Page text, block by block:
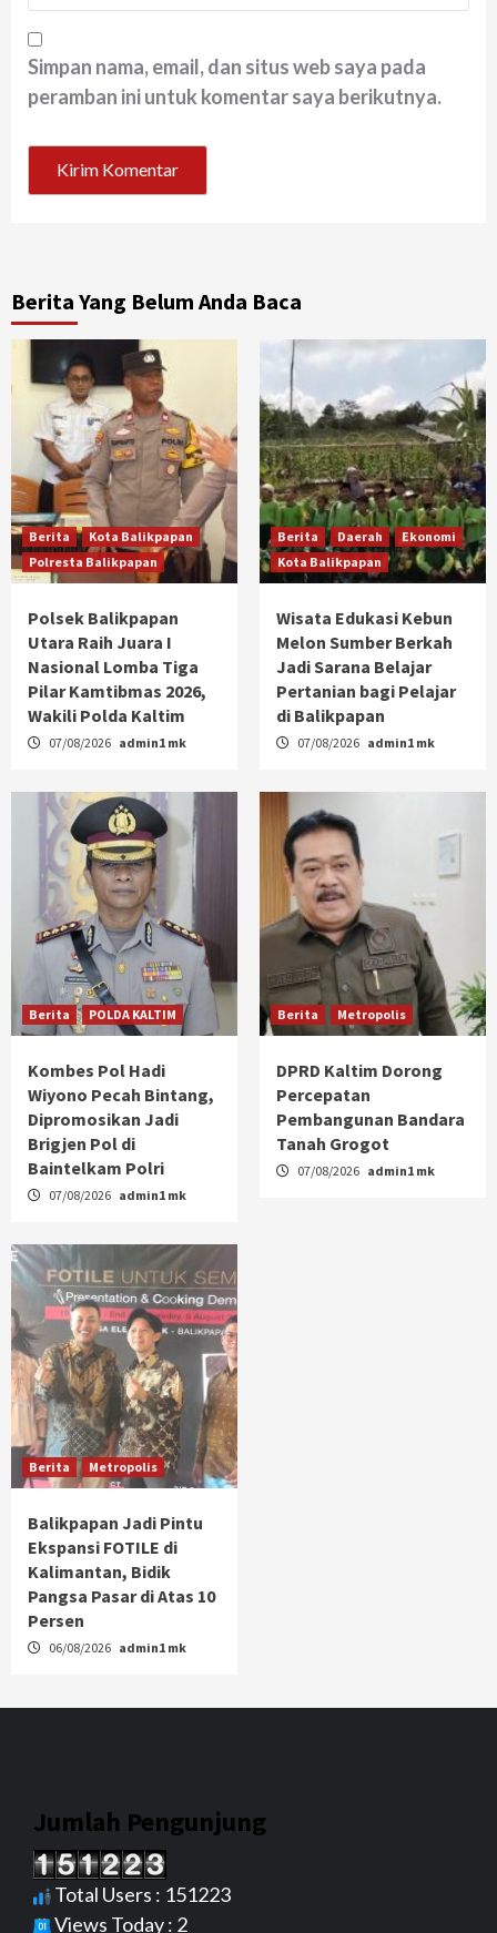
Simpan nama, email, dan situs web saya pada
peramban ini untuk komentar saya berikutnya.
Berita Yang Belum Anda Baca
Berita
Kota Balikpapan
Polresta Balikpapan
Polsek Balikpapan
Utara Raih Juara I
Nasional Lomba Tiga
Pilar Kamtibmas 2026,
Wakili Polda Kaltim
07/08/2026 admin1 mk
Berita Daerah
Ekonomi
Kota Balikpapan
Wisata Edukasi Kebun
Melon Sumber Berkah
Jadi Sarana Belajar
Pertanian bagi Pelajar
di Balikpapan
07/08/2026 admin1 mk
Berita POLDA KALTIM
Kombes Pol Hadi
Wiyono Pecah Bintang,
Dipromosikan Jadi
Brigjen Pol di
Baintelkam Polri
07/08/2026 admin1 mk
Berita Metropolis
DPRD Kaltim Dorong
Percepatan
Pembangunan Bandara
Tanah Grogot
07/08/2026 admin1 mk
Berita Metropolis
Balikpapan Jadi Pintu
Ekspansi FOTILE di
Kalimantan, Bidik
Pangsa Pasar di Atas 10
Persen
06/08/2026 admin1 mk
Jumlah Pengunjung
Total Users : 151223
Views Today : 2